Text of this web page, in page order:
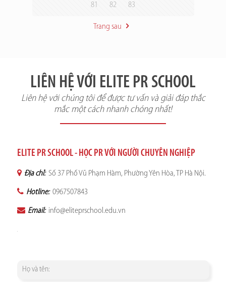
81 82 83
Trang sau
LIÊN HỆ VỚI ELITE PR SCHOOL
Liên hệ với chúng tôi để được tư vấn và giải đáp thắc
mắc một cách nhanh chóng nhất!
ELITE PR SCHOOL - HỌC PR VỚI NGƯỜI CHUYÊN NGHIỆP
Địa chỉ: Số 37 Phố Vũ Phạm Hàm, Phường Yên Hòa, TP Hà Nội.
Hotline: 0967507843
Email: info@eliteprschool.edu.vn